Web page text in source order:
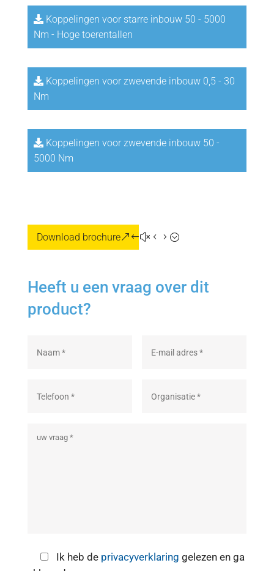
Koppelingen voor starre inbouw 50 - 5000
Nm - Hoge toerentallen
Koppelingen voor zwevende inbouw 0,5 - 30
Nm
Koppelingen voor zwevende inbouw 50 -
5000 Nm
Download brochure
Heeft u een vraag over dit
product?
Ik heb de privacyverklaring gelezen en ga